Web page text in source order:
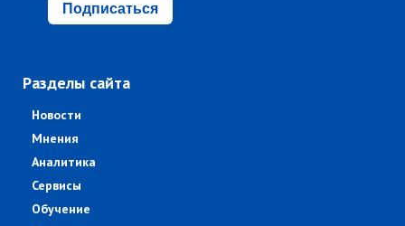
Подписаться
Разделы сайта
Новости
Мнения
Аналитика
Сервисы
Обучение